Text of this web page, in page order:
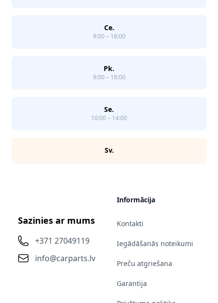
Ce.
9:00 – 18:00
Pk.
9:00 – 18:00
Se.
10:00 – 14:00
Sv.
Sazinies ar mums
+371 27049119
info@carparts.lv
Informācija
Kontakti
Iegādāšanās noteikumi
Preču atgriešana
Garantija